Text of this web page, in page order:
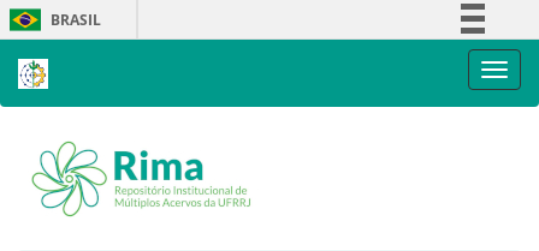
Skip
navigation
BRASIL